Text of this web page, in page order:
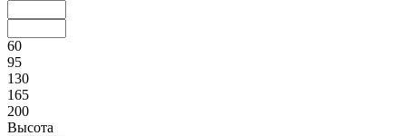
60
95
130
165
200
Высота